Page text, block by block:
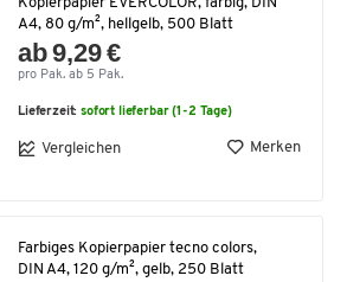
Kopierpapier EVERCOLOR, farbig, DIN
A4, 80 g/m², hellgelb, 500 Blatt
ab 9,29 €
pro Pak. ab 5 Pak.
Lieferzeit:sofort lieferbar (1-2 Tage)
Vergleichen Merken
Farbiges Kopierpapier tecno colors,
DIN A4, 120 g/m², gelb, 250 Blatt